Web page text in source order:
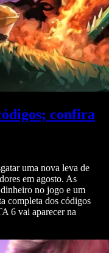
confira
uma nova leva de
em agosto. As
no jogo e um
completa dos códigos
6 vai aparecer na